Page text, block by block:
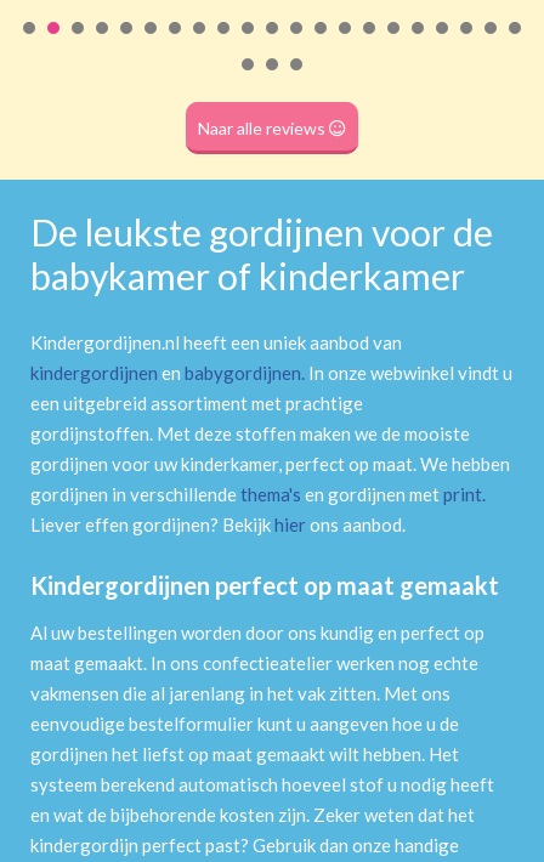
(dubbele tunnel)
Naar alle reviews
De leukste gordijnen voor de
babykamer of kinderkamer
Kindergordijnen.nl heeft een uniek aanbod van
kindergordijnen en babygordijnen. In onze webwinkel vindt u
een uitgebreid assortiment met prachtige
gordijnstoffen. Met deze stoffen maken we de mooiste
gordijnen voor uw kinderkamer, perfect op maat. We hebben
gordijnen in verschillendethema's en gordijnen metprint.
Liever effen gordijnen? Bekijkhierons aanbod.
Kindergordijnen perfect op maat gemaakt
Al uw bestellingen worden door ons kundig en perfect op
maat gemaakt. In ons confectieatelier werken nog echte
vakmensen die al jarenlang in het vak zitten. Met ons
eenvoudige bestelformulier kunt u aangeven hoe u de
gordijnen het liefst op maat gemaakt wilt hebben. Het
systeem berekend automatisch hoeveel stof u nodig heeft
en wat de bijbehorende kosten zijn. Zeker weten dat het
kindergordijn perfect past? Gebruik dan onze handige